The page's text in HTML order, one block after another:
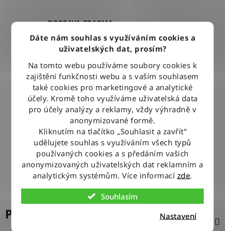
Dáte nám souhlas s využíváním cookies a
uživatelských dat, prosím?
Na tomto webu používáme soubory cookies k
zajištění funkčnosti webu a s vaším souhlasem
také cookies pro marketingové a analytické
účely. Kromě toho využíváme uživatelská data
pro účely analýzy a reklamy, vždy výhradně v
anonymizované formě.
Kliknutím na tlačítko „Souhlasit a zavřít“
udělujete souhlas s využíváním všech typů
používaných cookies a s předáním vašich
anonymizovaných uživatelských dat reklamním a
analytickým systémům. Více informací zde.
Souhlasím
Nastavení
DOPRAVA ZDARMA
Při nákupu nad 2500 Kč doručujeme zdarma po celé ČR
BLESKOVÉ DORUČENÍ
Objednávky odesíláme každý pracovní den do 12:00
100% ZBOŽÍ SKLADEM
Veškeré vystavené zboží leží na našem skladě
VÝMĚNA ZBOŽÍ ZDARMA
Nevyhovující zboží zdarma vyměníme do 14 dnů od jeho
doručení
Popis